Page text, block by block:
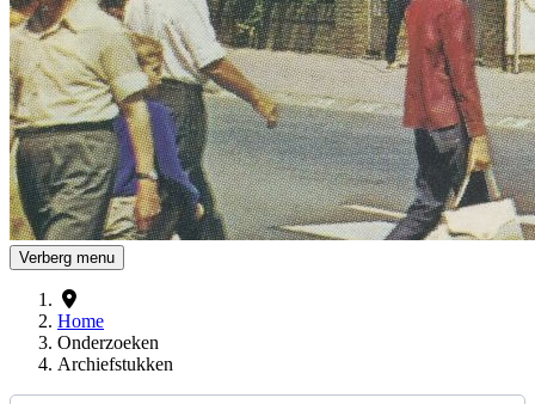
Verberg menu
Home
Onderzoeken
Archiefstukken